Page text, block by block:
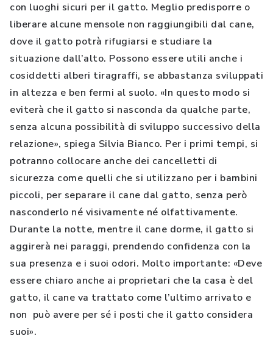
con luoghi sicuri per il gatto. Meglio predisporre o
liberare alcune mensole non raggiungibili dal cane,
dove il gatto potrà rifugiarsi e studiare la
situazione dall’alto. Possono essere utili anche i
cosiddetti alberi tiragraffi, se abbastanza sviluppati
in altezza e ben fermi al suolo. «In questo modo si
eviterà che il gatto si nasconda da qualche parte,
senza alcuna possibilità di sviluppo successivo della
relazione», spiega Silvia Bianco. Per i primi tempi, si
potranno collocare anche dei cancelletti di
sicurezza come quelli che si utilizzano per i bambini
piccoli, per separare il cane dal gatto, senza però
nasconderlo né visivamente né olfattivamente.
Durante la notte, mentre il cane dorme, il gatto si
aggirerà nei paraggi, prendendo confidenza con la
sua presenza e i suoi odori. Molto importante: «Deve
essere chiaro anche ai proprietari che la casa è del
gatto, il cane va trattato come l’ultimo arrivato e
non può avere per sé i posti che il gatto considera
suoi».